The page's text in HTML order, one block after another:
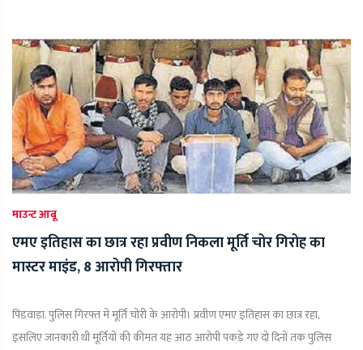
माउन्ट आबू
एमए इतिहास का छात्र रहा प्रवीण निकला मूर्ति चोर गिरोह का
मास्टर माइंड, 8 आरोपी गिरफ्तार
पिंडवाड़ा. पुलिस गिरफ्त में मूर्ति चोरी के आरोपी। प्रवीण एमए इतिहास का छात्र रहा,
इसलिए जानकारी थी मूर्तियों की कीमत यह आठ आरोपी पकड़े गए दो दिनों तक पुलिस